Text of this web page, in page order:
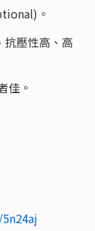
。
抗壓性高、高
佳。